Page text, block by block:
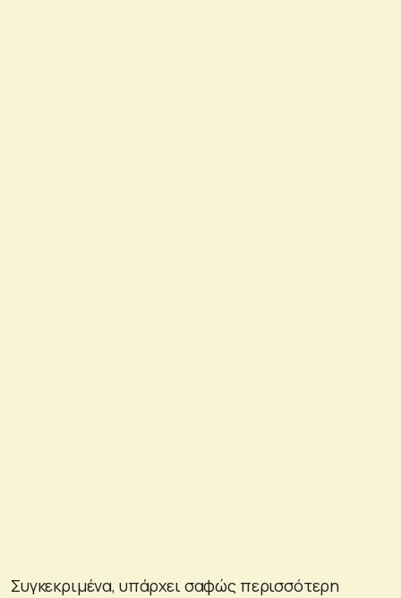
Συγκεκριμένα, υπάρχει σαφώς περισσότερη